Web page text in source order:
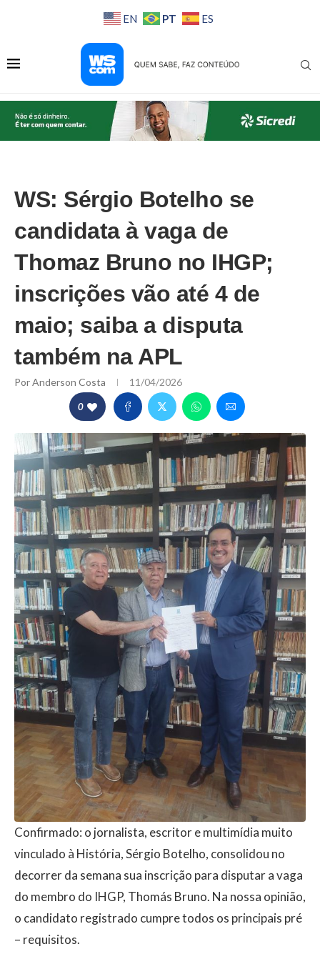
EN PT ES
WS: Sérgio Botelho se
candidata à vaga de
Thomaz Bruno no IHGP;
inscrições vão até 4 de
maio; saiba a disputa
também na APL
PorAnderson Costa 11/04/2026
0
Confirmado: o jornalista, escritor e multimídia muito
vinculado à História, Sérgio Botelho, consolidou no
decorrer da semana sua inscrição para disputar a vaga
do membro do IHGP, Thomás Bruno. Na nossa opinião,
o candidato registrado cumpre todos os principais pré
– requisitos.